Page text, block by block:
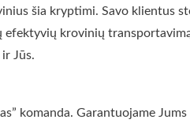
šia kryptimi. Savo klientus
krovinių
Jūs.
komanda. Garantuojame